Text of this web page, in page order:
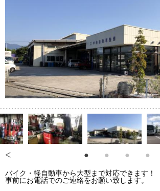
バイク・軽自動車から大型まで対応できます！
事前にお電話でのご連絡をお願い致します。